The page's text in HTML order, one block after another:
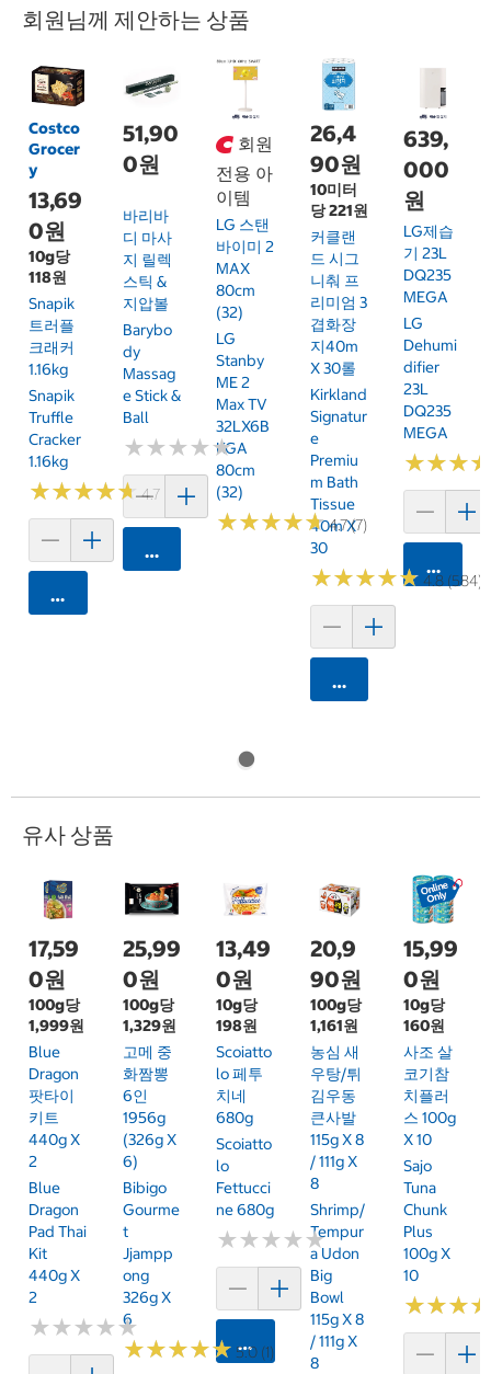
회원님께 제안하는 상품
Costco
Grocer
y
13,69
0원
10g당
118원
Snapik
트러플
크래커
1.16kg
Snapik
Truffle
Cracker
1.16kg
★★★★★
★★★★★4.7 (159)
카트에 담기
51,90
0원
바리바
디 마사
지 릴렉
스틱 &
지압볼
Barybo
Dy
Massag
E Stick &
Ball
★★★★★
★★★★★
카트에 담기
회원
전용 아
이템
LG 스탠
바이미 2
MAX
80cm
(32)
LG
Stanby
ME 2
Max TV
32LX6B
KGA
80cm
(32)
★★★★★
★★★★★4.7 (7)
26,4
90원
10미터
당 221원
커클랜
드 시그
니춰 프
리미엄 3
겹화장
지40m
X 30롤
Kirkland
Signatur
E
Premiu
M Bath
Tissue
40m X
30
★★★★★
★★★★★ 4.8 (584)
카트에 담기
639,
000
원
LG제습
기 23L
DQ235
MEGA
LG
Dehumi
Difier
23L
DQ235
MEGA
★★★
★★★
카트에
유사 상품
17,59
0원
100g당
1,999원
Blue
Dragon
팟타이
키트
440g X
2
Blue
Dragon
Pad Thai
Kit
440g X
2
★★★★★
★★★★★
25,99
0원
100g당
1,329원
고메 중
화짬뽕
6인
1956g
(326g X
6)
Bibigo
Gourme
T
Jjampp
Ong
326g X
6
★★★★★
★★★★★ 5.0 (1)
13,49
0원
10g당
198원
Scoiatto
Lo 페투
치네
680g
Scoiatto
Lo
Fettucci
Ne 680g
★★★★★
★★★★★
카트에 담기
20,9
90원
100g당
1,161원
농심 새
우탕/튀
김우동
큰사발
115g X 8
/ 111g X
8
Shrimp/
Tempur
A Udon
Big
Bowl
115g X 8
/ 111g X
8
15,99
0원
10g당
160원
사조 살
코기참
치플러
스 100g
X 10
Sajo
Tuna
Chunk
Plus
100g X
10
★★★
★★★